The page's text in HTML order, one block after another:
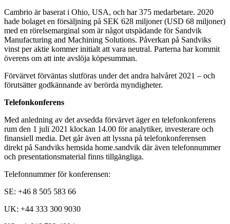
Cambrio är baserat i Ohio, USA, och har 375 medarbetare. 2020
hade bolaget en försäljning på SEK 628 miljoner (USD 68 miljoner)
med en rörelsemarginal som är något utspädande för Sandvik
Manufacturing and Machining Solutions. Påverkan på Sandviks
vinst per aktie kommer initialt att vara neutral. Parterna har kommit
överens om att inte avslöja köpesumman.
Förvärvet förväntas slutföras under det andra halvåret 2021 – och
förutsätter godkännande av berörda myndigheter.
Telefonkonferens
Med anledning av det avsedda förvärvet äger en telefonkonferens
rum den 1 juli 2021 klockan 14.00 för analytiker, investerare och
finansiell media. Det går även att lyssna på telefonkonferensen
direkt på Sandviks hemsida home.sandvik där även telefonnummer
och presentationsmaterial finns tillgängliga.
Telefonnummer för konferensen:
SE: +46 8 505 583 66
UK: +44 333 300 9030